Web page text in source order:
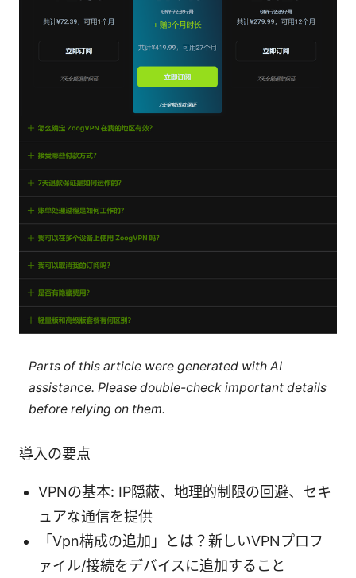
Parts of this article were generated with AI
assistance. Please double-check important details
before relying on them.
導入の要点
VPNの基本: IP隠蔽、地理的制限の回避、セキ
ュアな通信を提供
「Vpn構成の追加」とは？新しいVPNプロフ
ァイル/接続をデバイスに追加すること